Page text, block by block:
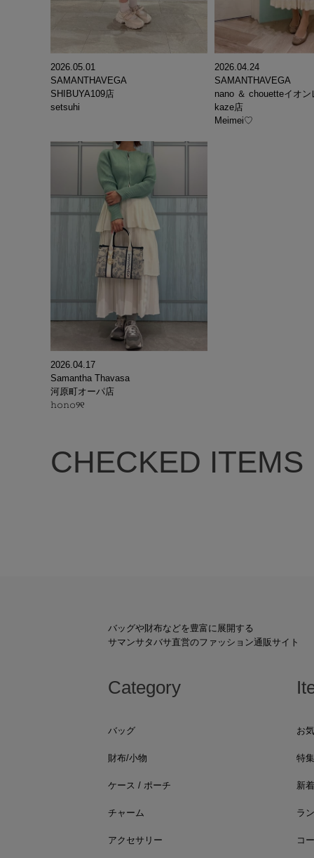
2026.05.01
SAMANTHAVEGA
SHIBUYA109店
setsuhi
2026.04.24
SAMANTHAVEGA
nano ＆ chouetteイオ
kaze店
Meimei♡
2026.04.17
Samantha Thavasa
河原町オーパ店
𝚑𝚘𝚗𝚘୨୧
CHECKED ITEMS
バッグや財布などを豊富に展開する
サマンサタバサ直営のファッション通販サイト
Category
バッグ
財布/小物
ケース / ポーチ
チャーム
アクセサリー
お
特集
新
ラ
コ